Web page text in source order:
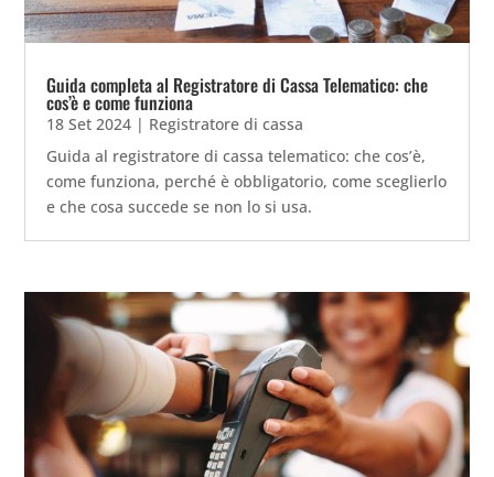
Guida completa al Registratore di Cassa Telematico: che
cos’è e come funziona
18 Set 2024 | Registratore di cassa
Guida al registratore di cassa telematico: che cos’è,
come funziona, perché è obbligatorio, come sceglierlo
e che cosa succede se non lo si usa.